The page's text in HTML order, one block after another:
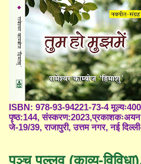
ISBN: 978-93-94221-73-4
पृष्ठ:144,
जे-19/39, राजापुरी, उत्तम नगर, नई
पञ्च पल्लव (काव्य-